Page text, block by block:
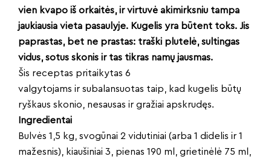
vien kvapo iš orkaitės, ir virtuvė akimirksniu tampa
jaukiausia vieta pasaulyje. Kugelis yra būtent toks. Jis
paprastas, bet ne prastas: traški plutelė, sultingas
vidus, sotus skonis ir tas tikras namų jausmas.
Šis receptas pritaikytas 6
valgytojams ir subalansuotas taip, kad kugelis būtų
ryškaus skonio, nesausas ir gražiai apskrudęs.
Ingredientai
Bulvės 1,5 kg, svogūnai 2 vidutiniai (arba 1 didelis ir 1
mažesnis), kiaušiniai 3, pienas 190 ml, grietinėlė 75 ml,